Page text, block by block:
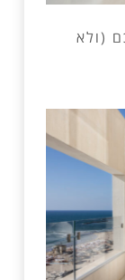
(ולא